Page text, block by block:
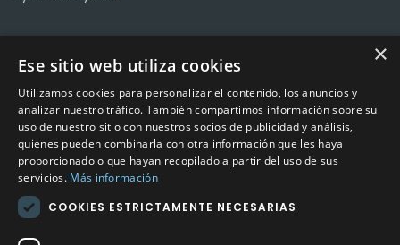
CONTACTO
Calle Méndez Núñez nº3 – Fuente Palmera 14120 Córdoba
Teléfono957 04 96 57
Emailinfo@factory-sport.es
HORARIO COMERCIAL
Lunes a viernes
×
Ese sitio web utiliza cookies
Utilizamos cookies para personalizar el contenido, los anuncios y
analizar nuestro tráfico. También compartimos información sobre su
uso de nuestro sitio con nuestros socios de publicidad y análisis,
quienes pueden combinarla con otra información que les haya
proporcionado o que hayan recopilado a partir del uso de sus
servicios. Más información
COOKIES ESTRICTAMENTE NECESARIAS